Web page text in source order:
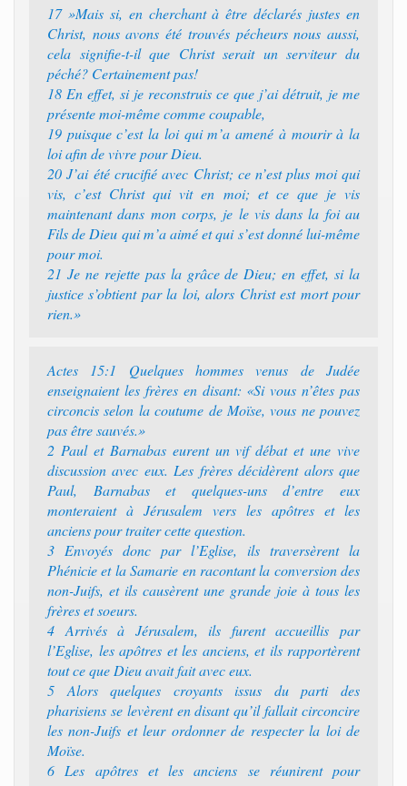
17 »Mais si, en cherchant à être déclarés justes en
Christ, nous avons été trouvés pécheurs nous aussi,
cela signifie-t-il que Christ serait un serviteur du
péché? Certainement pas!
18 En effet, si je reconstruis ce que j’ai détruit, je me
présente moi-même comme coupable,
19 puisque c’est la loi qui m’a amené à mourir à la
loi afin de vivre pour Dieu.
20 J’ai été crucifié avec Christ; ce n’est plus moi qui
vis, c’est Christ qui vit en moi; et ce que je vis
maintenant dans mon corps, je le vis dans la foi au
Fils de Dieu qui m’a aimé et qui s’est donné lui-même
pour moi.
21 Je ne rejette pas la grâce de Dieu; en effet, si la
justice s’obtient par la loi, alors Christ est mort pour
rien.»
Actes 15:1 Quelques hommes venus de Judée
enseignaient les frères en disant: «Si vous n’êtes pas
circoncis selon la coutume de Moïse, vous ne pouvez
pas être sauvés.»
2 Paul et Barnabas eurent un vif débat et une vive
discussion avec eux. Les frères décidèrent alors que
Paul, Barnabas et quelques-uns d’entre eux
monteraient à Jérusalem vers les apôtres et les
anciens pour traiter cette question.
3 Envoyés donc par l’Eglise, ils traversèrent la
Phénicie et la Samarie en racontant la conversion des
non-Juifs, et ils causèrent une grande joie à tous les
frères et soeurs.
4 Arrivés à Jérusalem, ils furent accueillis par
l’Eglise, les apôtres et les anciens, et ils rapportèrent
tout ce que Dieu avait fait avec eux.
5 Alors quelques croyants issus du parti des
pharisiens se levèrent en disant qu’il fallait circoncire
les non-Juifs et leur ordonner de respecter la loi de
Moïse.
6 Les apôtres et les anciens se réunirent pour